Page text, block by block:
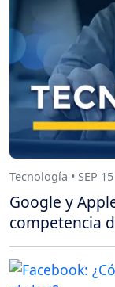
Tecnología • SEP
Google y
competencia